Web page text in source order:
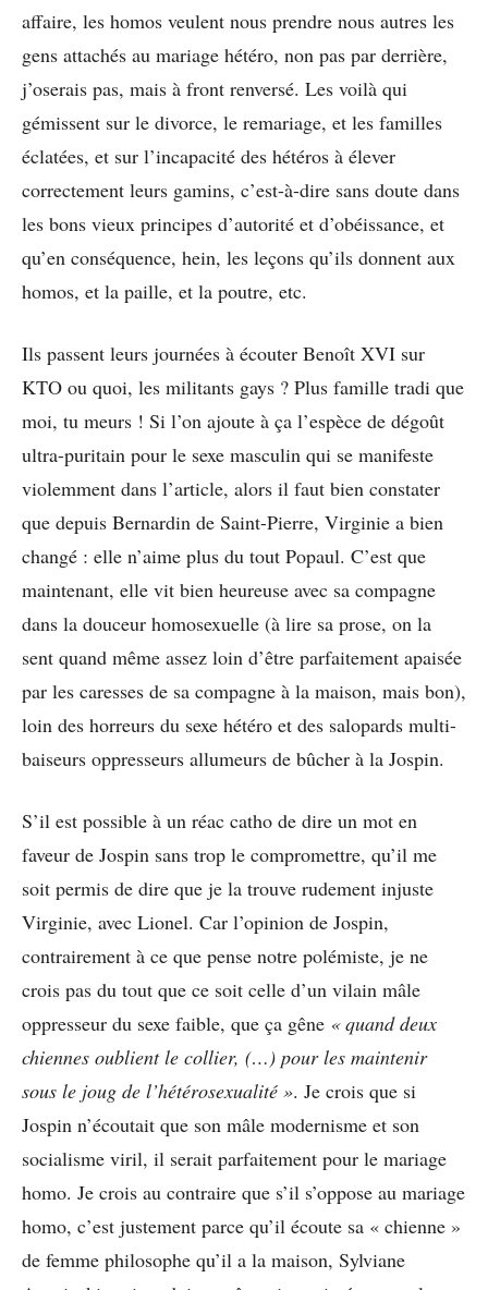
affaire, les homos veulent nous prendre nous autres les
gens attachés au mariage hétéro, non pas par derrière,
j’oserais pas, mais à front renversé. Les voilà qui
gémissent sur le divorce, le remariage, et les familles
éclatées, et sur l’incapacité des hétéros à élever
correctement leurs gamins, c’est-à-dire sans doute dans
les bons vieux principes d’autorité et d’obéissance, et
qu’en conséquence, hein, les leçons qu’ils donnent aux
homos, et la paille, et la poutre, etc.
Ils passent leurs journées à écouter Benoît XVI sur
KTO ou quoi, les militants gays ? Plus famille tradi que
moi, tu meurs ! Si l’on ajoute à ça l’espèce de dégoût
ultra-puritain pour le sexe masculin qui se manifeste
violemment dans l’article, alors il faut bien constater
que depuis Bernardin de Saint-Pierre, Virginie a bien
changé : elle n’aime plus du tout Popaul. C’est que
maintenant, elle vit bien heureuse avec sa compagne
dans la douceur homosexuelle (à lire sa prose, on la
sent quand même assez loin d’être parfaitement apaisée
par les caresses de sa compagne à la maison, mais bon),
loin des horreurs du sexe hétéro et des salopards multi-
baiseurs oppresseurs allumeurs de bûcher à la Jospin.
S’il est possible à un réac catho de dire un mot en
faveur de Jospin sans trop le compromettre, qu’il me
soit permis de dire que je la trouve rudement injuste
Virginie, avec Lionel. Car l’opinion de Jospin,
contrairement à ce que pense notre polémiste, je ne
crois pas du tout que ce soit celle d’un vilain mâle
oppresseur du sexe faible, que ça gêne « quand deux
chiennes oublient le collier, (…) pour les maintenir
sous le joug de l’hétérosexualité ». Je crois que si
Jospin n’écoutait que son mâle modernisme et son
socialisme viril, il serait parfaitement pour le mariage
homo. Je crois au contraire que s’il s’oppose au mariage
homo, c’est justement parce qu’il écoute sa « chienne »
de femme philosophe qu’il a la maison, Sylviane